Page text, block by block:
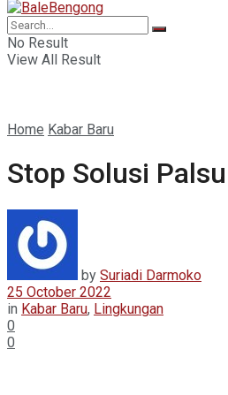
No Result
View All Result
Home Kabar Baru
Stop Solusi
by Suriadi Darmoko
25 October 2022
in Kabar Baru, Lingkungan
0
0